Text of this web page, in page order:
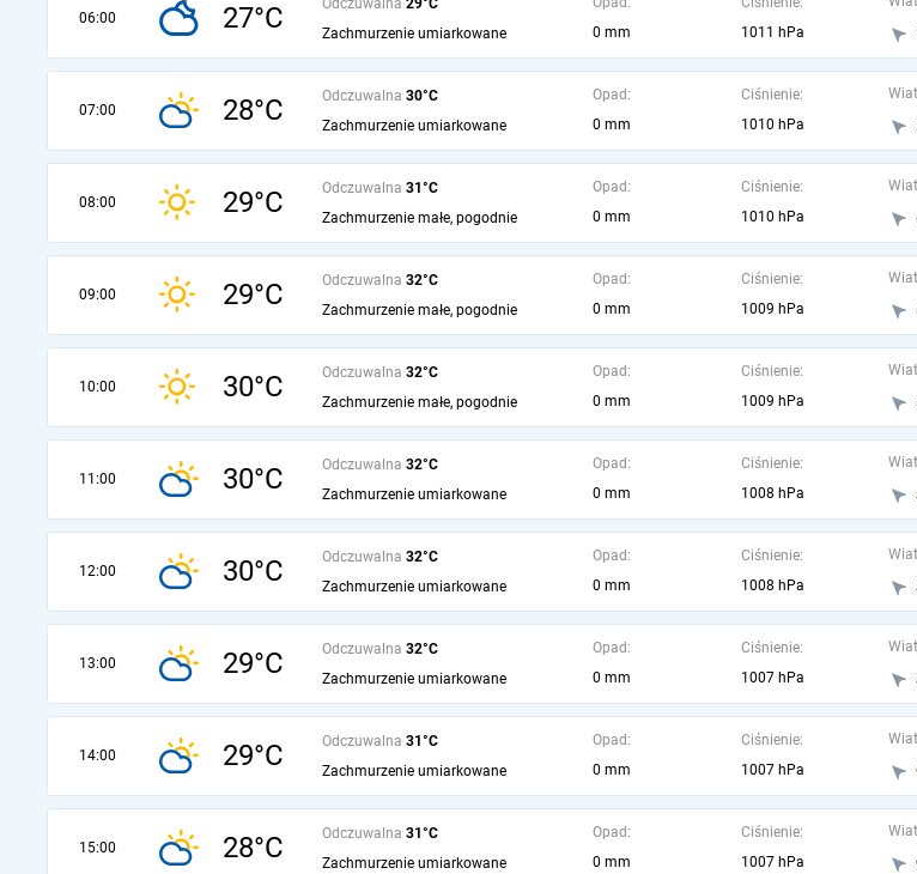
06:00 27°C
Zachmurzenie umiarkowane
0 mm
1011 hPa
07:00 28°C Odczuwalna 30°C
Zachmurzenie umiarkowane
Opad:
0 mm
Ciśnienie:
1010 hPa
08:00 29°C Odczuwalna 31°C
Zachmurzenie małe, pogodnie
Opad:
0 mm
Ciśnienie:
1010 hPa
09:00 29°C Odczuwalna 32°C
Zachmurzenie małe, pogodnie
Opad:
0 mm
Ciśnienie:
1009 hPa
10:00 30°C Odczuwalna 32°C
Zachmurzenie małe, pogodnie
Opad:
0 mm
Ciśnienie:
1009 hPa
11:00 30°C Odczuwalna 32°C
Zachmurzenie umiarkowane
Opad:
0 mm
Ciśnienie:
1008 hPa
12:00 30°C Odczuwalna 32°C
Zachmurzenie umiarkowane
Opad:
0 mm
Ciśnienie:
1008 hPa
13:00 29°C Odczuwalna 32°C
Zachmurzenie umiarkowane
Opad:
0 mm
Ciśnienie:
1007 hPa
14:00 29°C Odczuwalna 31°C
Zachmurzenie umiarkowane
Opad:
0 mm
Ciśnienie:
1007 hPa
15:00 28°C Odczuwalna 31°C
Zachmurzenie umiarkowane
Opad:
0 mm
Ciśnienie:
1007 hPa